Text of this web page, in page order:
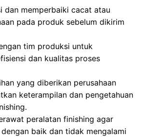
dan memperbaiki cacat atau
pada produk sebelum dikirim
tim produksi untuk
dan kualitas proses
yang diberikan perusahaan
keterampilan dan pengetahuan
peralatan finishing agar
baik dan tidak mengalami